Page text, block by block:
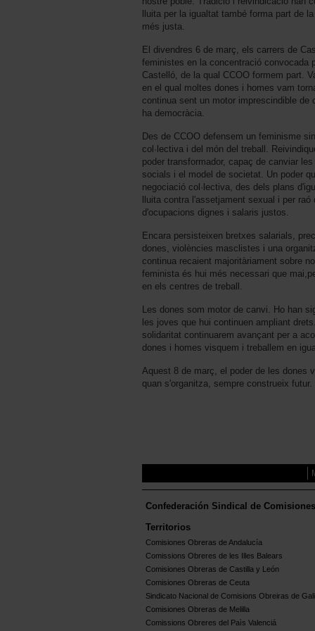
lluita per la igualtat també forma part de
més justa.
El divendres 6 de març, els carrers de
feministes en la concentració convocada
Castelló, de la qual CCOO formem part.
en el qual moltes dones i homes vam
continua sent un motor imprescindible
ha democràcia.
Des de CCOO defensem un feminisme
col·lectiva i del món del treball.
poder transformador, capaç de canviar
socials i el model de societat. Un poder
negociació col·lectiva, des dels plans
lluita contra l'assetjament sexual i per
d'ocupacions dignes i salaris justos.
Encara persisteixen bretxes salarials,
dones, violències masclistes i una
continua recaient majoritàriament sobre
feminista és hui més necessari que
en els centres de treball.
Les dones som motor de canvi. Ho han
les joves que hui continuen ampliant
solidaritat continuarem avançant per a
dones i homes visquem i treballem en
Aquest 8 de març, el poder de les dones
quan s'organitza, sempre construeix futur.
Confederación Sindical de
Territorios
Comisiones Obreras de Andalucía
Comissions Obreres de les Illes Balears
Comisiones Obreras de Castilla y León
Comisiones Obreras de Ceuta
Sindicato Nacional de Comisions Obreiras de
Comisiones Obreras de Melilla
Comissions Obreres del Paìs Valenciá